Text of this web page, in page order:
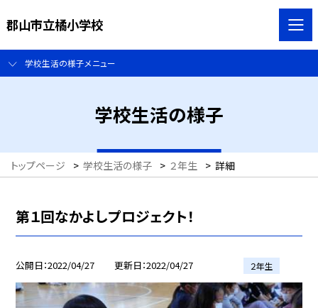
郡山市立橘小学校
学校生活の様子メニュー
学校生活の様子
トップページ > 学校生活の様子 > ２年生 > 詳細
第１回なかよしプロジェクト！
公開日 2022/04/27 更新日 2022/04/27 ２年生